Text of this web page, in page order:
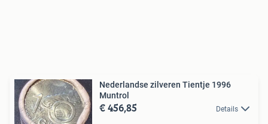
Nederlandse zilveren Tientje 1996
Muntrol
€ 456,85 Details